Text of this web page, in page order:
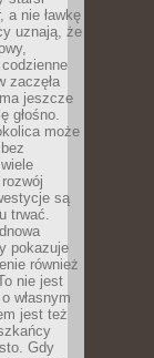
a nie ławkę
uznają, że
zaczęła
jeszcze
głośno.
może
są
trwać.
pokazuje
również
nie jest
własnym
jest też
Gdy